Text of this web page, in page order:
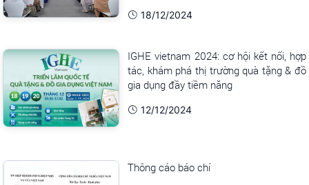
18/12/2024
IGHE vietnam 2024: cơ hội kết nối, hợp
tác, khám phá thị trường quà tặng & đồ
gia dụng đầy tiềm năng
12/12/2024
Thông cáo báo chí